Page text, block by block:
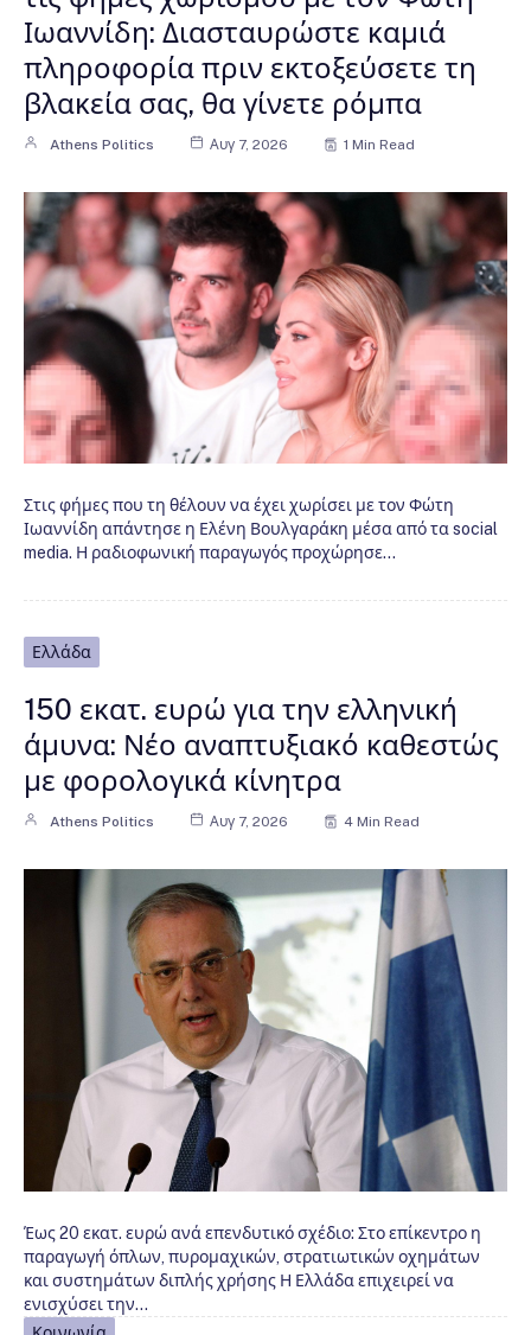
Ιωαννίδη: Διασταυρώστε καμιά
πληροφορία πριν εκτοξεύσετε τη
βλακεία σας, θα γίνετε ρόμπα
Athens Politics Αυγ 7, 2026 1 Min Read
Στις φήμες που τη θέλουν να έχει χωρίσει με τον Φώτη
Ιωαννίδη απάντησε η Ελένη Βουλγαράκη μέσα από τα social
media. Η ραδιοφωνική παραγωγός προχώρησε…
Ελλάδα
150 εκατ. ευρώ για την ελληνική
άμυνα: Νέο αναπτυξιακό καθεστώς
με φορολογικά κίνητρα
Athens Politics Αυγ 7, 2026 4 Min Read
Έως 20 εκατ. ευρώ ανά επενδυτικό σχέδιο: Στο επίκεντρο η
παραγωγή όπλων, πυρομαχικών, στρατιωτικών οχημάτων
και συστημάτων διπλής χρήσης Η Ελλάδα επιχειρεί να
ενισχύσει την…